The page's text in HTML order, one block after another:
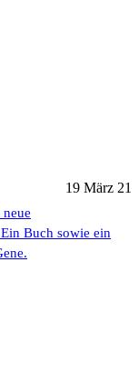
19 März 21
Buch sowie ein